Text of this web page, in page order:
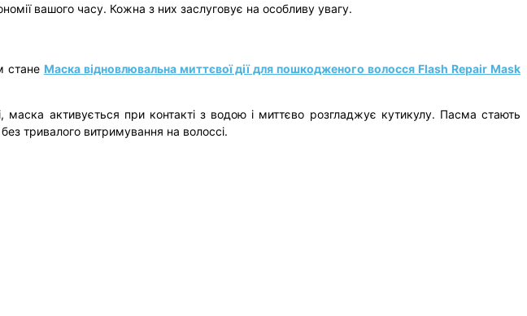
вашого часу. Кожна з них заслуговує на особливу увагу.
стане Маска відновлювальна миттєвої дії для пошкодженого волосся Flash Repair Mask
маска активується при контакті з водою і миттєво розгладжує кутикулу. Пасма стають
тривалого витримування на волоссі.